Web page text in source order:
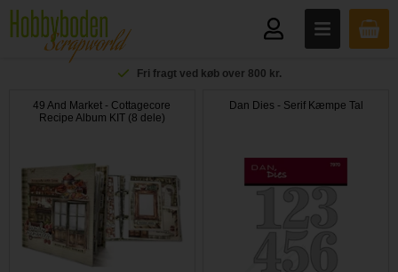
Fri fragt ved køb over 800 kr.
49 And Market - Cottagecore
Recipe Album KIT (8 dele)
Dan Dies - Serif Kæmpe Tal